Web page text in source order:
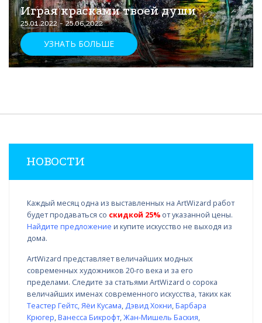
Играя красками твоей души
25.01.2022 - 25.06.2022
УЗНАТЬ БОЛЬШЕ
НОВОСТИ
Каждый месяц одна из выставленных на ArtWizard работ
будет продаваться со скидкой 25% от указанной цены.
Найдите предложение и купите искусство не выходя из
дома.
ArtWizard представляет величайших модных
современных художников 20-го века и за его
пределами. Следите за статьями ArtWizard о сорока
величайших именах современного искусства, таких как
Теастер Гейтс,Яёи Кусама, Дэвид Хокни,Барбара
Крюгер,Ванесса Бикрофт,Жан-Мишель Баския,